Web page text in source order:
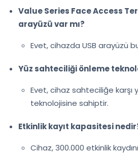
Value Series Face Access
arayüzü var mı?
Evet, cihazda USB arayüzü
Yüz sahteciliği önleme
Evet, cihaz sahteciliğe karşı
teknolojisine sahiptir.
Etkinlik kayıt kapasitesi
Cihaz, 300.000 etkinlik